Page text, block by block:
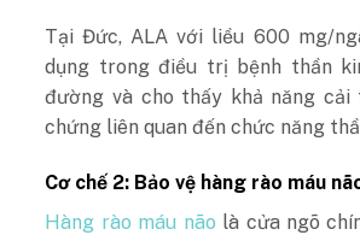
Tại Đức, ALA với liều 600 mg/
dụng trong điều trị bệnh thần
đường và cho thấy khả năng
chứng liên quan đến chức năng
Cơ chế 2: Bảo vệ hàng rào máu
Hàng rào máu não là cửa ngõ